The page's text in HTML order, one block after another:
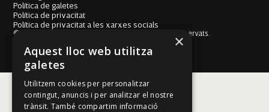
Política de galetes
Política de privacitat
Política de privacitat a les xarxes socials
© Fundació Mallorca Literària 2026. Tots els drets reservats.
Disseny i desenvolupament web BESTALDE STUDIO
×
Aquest lloc web utilitza
galetes
Utilitzem cookies per personalitzar
contingut, anuncis i per analitzar el nostre
trànsit. També compartim informació